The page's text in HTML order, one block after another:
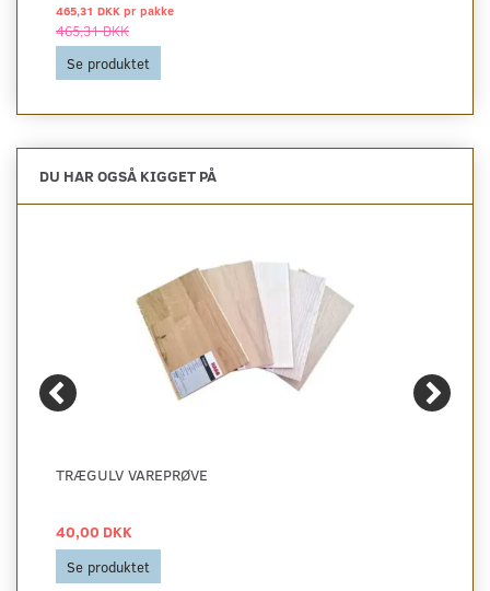
465,31 DKK pr pakke
465,31 DKK
Se produktet
DU HAR OGSÅ KIGGET PÅ
TRÆGULV VAREPRØVE
40,00 DKK
Se produktet